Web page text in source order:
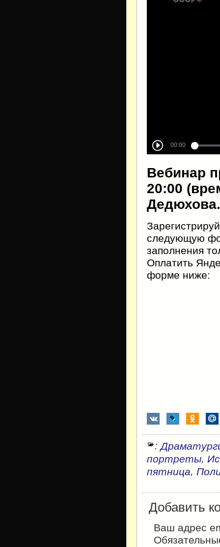
Вебинар
20:00
Дедюхова.
следующую
заполнения
Оплатить
форме ниже:
:
портреты,
пятница,
Добавить
Ваш адрес